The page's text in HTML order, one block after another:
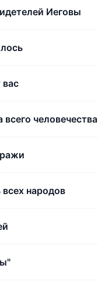
Иеговы
вас
человечества
народов